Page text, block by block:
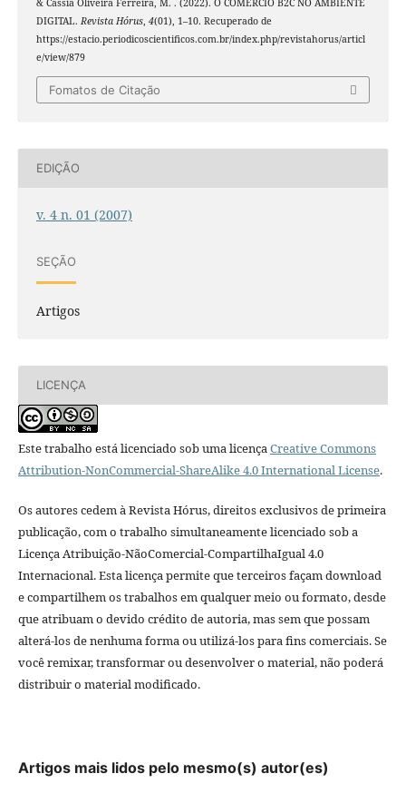
& Cássia Oliveira Ferreira, M. . (2022). O COMÉRCIO B2C NO AMBIENTE
DIGITAL. Revista Hórus, 4(01), 1–10. Recuperado de
https://estacio.periodicoscientificos.com.br/index.php/revistahorus/articl
e/view/879
Fomatos de Citação
EDIÇÃO
v. 4 n. 01 (2007)
SEÇÃO
Artigos
LICENÇA
Este trabalho está licenciado sob uma licençaCreative Commons
Attribution-NonCommercial-ShareAlike 4.0 International License.
Os autores cedem à Revista Hórus, direitos exclusivos de primeira
publicação, com o trabalho simultaneamente licenciado sob a
Licença Atribuição-NãoComercial-CompartilhaIgual 4.0
Internacional. Esta licença permite que terceiros façam download
e compartilhem os trabalhos em qualquer meio ou formato, desde
que atribuam o devido crédito de autoria, mas sem que possam
alterá-los de nenhuma forma ou utilizá-los para fins comerciais. Se
você remixar, transformar ou desenvolver o material, não poderá
distribuir o material modificado.
Artigos mais lidos pelo mesmo(s) autor(es)